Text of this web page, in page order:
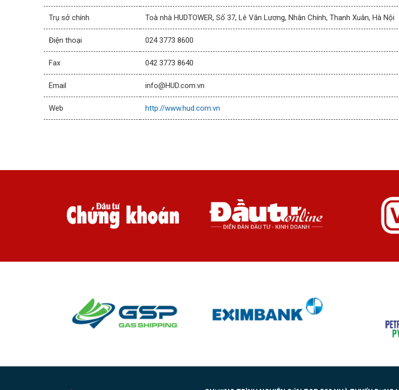
Trụ sở chính Toà nhà HUDTOWER, Số 37, Lê Văn Lương, Nhân Chính, Thanh Xuân, Hà Nội
Điện thoại 024 3773 8600
Fax 042 3773 8640
Email info@HUD.com.vn
Web http://www.hud.com.vn